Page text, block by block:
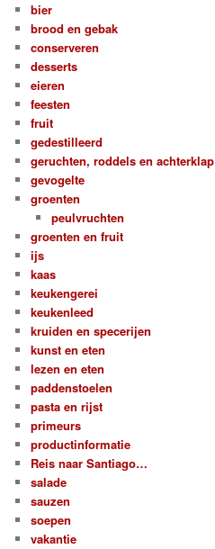
bier
brood en gebak
conserveren
desserts
eieren
feesten
fruit
gedestilleerd
geruchten, roddels en achterklap
gevogelte
groenten
peulvruchten
groenten en fruit
ijs
kaas
keukengerei
keukenleed
kruiden en specerijen
kunst en eten
lezen en eten
paddenstoelen
pasta en rijst
primeurs
productinformatie
Reis naar Santiago…
salade
sauzen
soepen
vakantie